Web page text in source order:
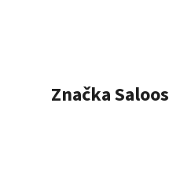
ZnačkaSaloos